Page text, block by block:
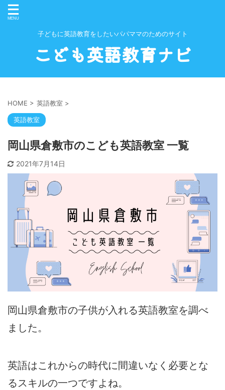
子どもに英語教育をしたいパパママのためのサイト
こども英語教育ナビ
HOME > 英語教室 >
英語教室
岡山県倉敷市のこども英語教室 一覧
2021年7月14日
岡山県倉敷市の子供が入れる英語教室を調べ
ました。
英語はこれからの時代に間違いなく必要とな
るスキルの一つですよね。